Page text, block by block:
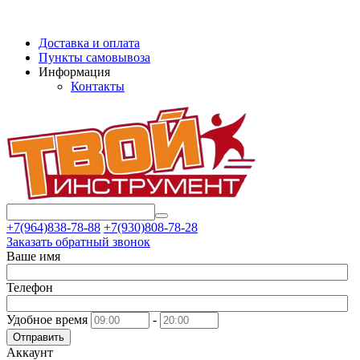
Доставка и оплата
Пункты самовывоза
Информация
Контакты
+7(964)838-78-88 +7(930)808-78-28
Заказать обратный звонок
Ваше имя
Телефон
Удобное время -
Отправить
Аккаунт